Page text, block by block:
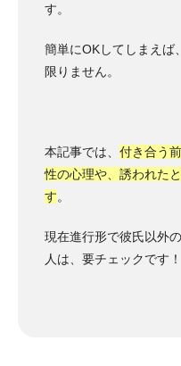
す。
簡単にOKしてしまえば
限りません。
本記事では、 付き合う
性の心理や、誘われた
す。
現在進行形で彼氏以外
人は、要チェックです！